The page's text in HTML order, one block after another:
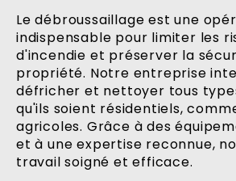
Le débroussaillage est une
indispensable pour limiter les
d'incendie et préserver la
propriété. Notre entreprise
défricher et nettoyer tous
qu'ils soient résidentiels,
agricoles. Grâce à des
et à une expertise reconnue,
travail soigné et efficace.